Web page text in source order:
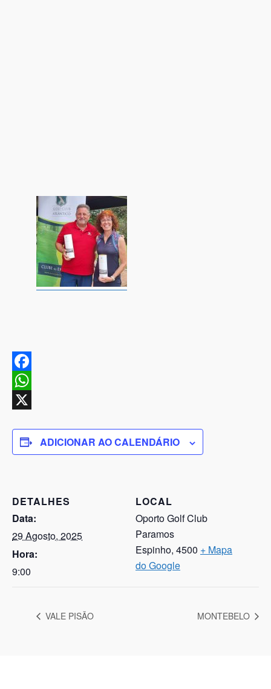
Facebook
WhatsApp
ADICIONAR AO CALENDÁRIO
DETALHES
Data:
29 Agosto, 2025
Hora:
9:00
LOCAL
Oporto Golf Club
Paramos
Espinho, 4500 + Mapa
do Google
VALE PISÃO MONTEBELO